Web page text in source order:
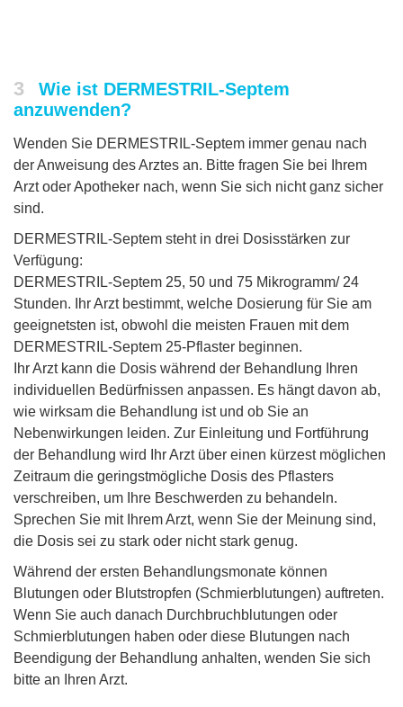
3
Wie ist DERMESTRIL-Septem
anzuwenden?
Wenden Sie DERMESTRIL-Septem immer genau nach
der Anweisung des Arztes an. Bitte fragen Sie bei Ihrem
Arzt oder Apotheker nach, wenn Sie sich nicht ganz sicher
sind.
DERMESTRIL-Septem steht in drei Dosisstärken zur
Verfügung:
DERMESTRIL-Septem 25, 50 und 75 Mikrogramm/ 24
Stunden. Ihr Arzt bestimmt, welche Dosierung für Sie am
geeignetsten ist, obwohl die meisten Frauen mit dem
DERMESTRIL-Septem 25-Pflaster beginnen.
Ihr Arzt kann die Dosis während der Behandlung Ihren
individuellen Bedürfnissen anpassen. Es hängt davon ab,
wie wirksam die Behandlung ist und ob Sie an
Nebenwirkungen leiden. Zur Einleitung und Fortführung
der Behandlung wird Ihr Arzt über einen kürzest möglichen
Zeitraum die geringstmögliche Dosis des Pflasters
verschreiben, um Ihre Beschwerden zu behandeln.
Sprechen Sie mit Ihrem Arzt, wenn Sie der Meinung sind,
die Dosis sei zu stark oder nicht stark genug.
Während der ersten Behandlungsmonate können
Blutungen oder Blutstropfen (Schmierblutungen) auftreten.
Wenn Sie auch danach Durchbruchblutungen oder
Schmierblutungen haben oder diese Blutungen nach
Beendigung der Behandlung anhalten, wenden Sie sich
bitte an Ihren Arzt.